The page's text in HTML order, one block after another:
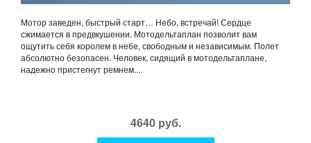
Мотор заведен, быстрый старт… Небо, встречай! Сердце
сжимается в предвкушении. Мотодельтаплан позволит вам
ощутить себя королем в небе, свободным и независимым. Полет
абсолютно безопасен. Человек, сидящий в мотодельтаплане,
надежно пристегнут ремнем....
4640 руб.